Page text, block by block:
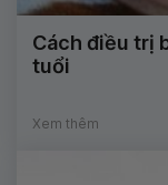
Cách điều trị
tuổi
Xem thêm